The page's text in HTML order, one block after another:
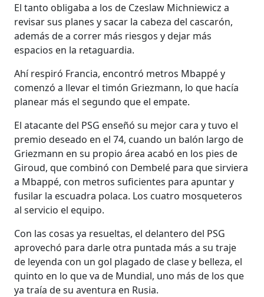
El tanto obligaba a los de Czeslaw Michniewicz a
revisar sus planes y sacar la cabeza del cascarón,
además de a correr más riesgos y dejar más
espacios en la retaguardia.
Ahí respiró Francia, encontró metros Mbappé y
comenzó a llevar el timón Griezmann, lo que hacía
planear más el segundo que el empate.
El atacante del PSG enseñó su mejor cara y tuvo el
premio deseado en el 74, cuando un balón largo de
Griezmann en su propio área acabó en los pies de
Giroud, que combinó con Dembelé para que sirviera
a Mbappé, con metros suficientes para apuntar y
fusilar la escuadra polaca. Los cuatro mosqueteros
al servicio el equipo.
Con las cosas ya resueltas, el delantero del PSG
aprovechó para darle otra puntada más a su traje
de leyenda con un gol plagado de clase y belleza, el
quinto en lo que va de Mundial, uno más de los que
ya traía de su aventura en Rusia.